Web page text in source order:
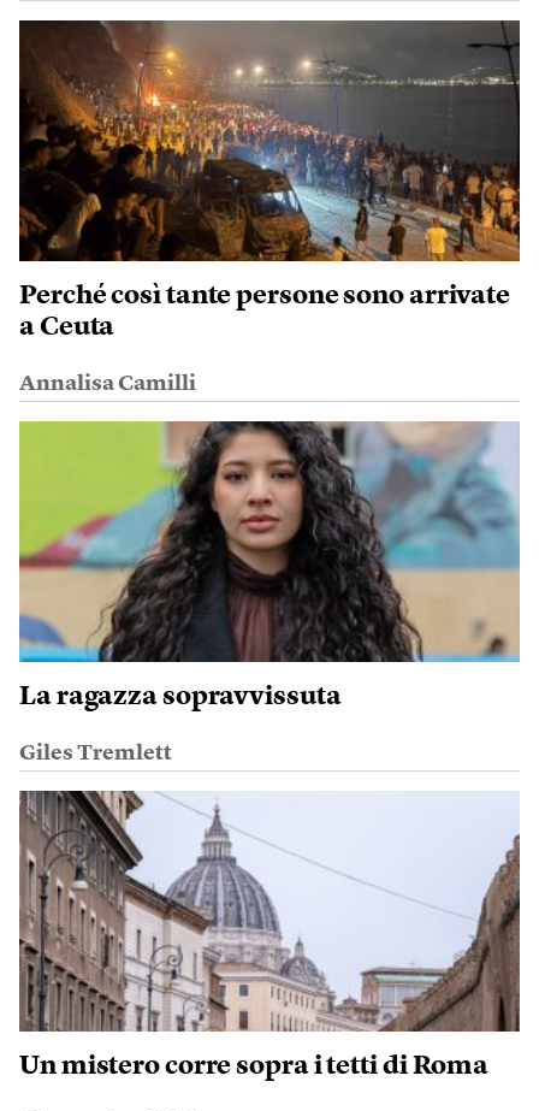
Perché così tante persone sono arrivate
a Ceuta
Annalisa Camilli
La ragazza sopravvissuta
Giles Tremlett
Un mistero corre sopra i tetti di Roma